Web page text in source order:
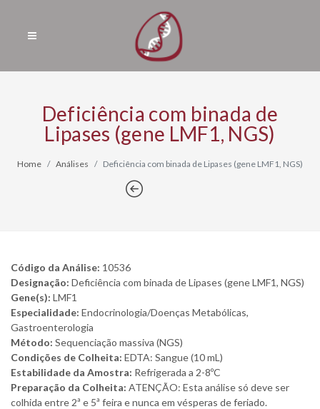
Deficiência com binada de
Lipases (gene LMF1, NGS)
Home Análises Deficiência com binada de Lipases (gene LMF1, NGS)
Código da Análise: 10536
Designação: Deficiência com binada de Lipases (gene LMF1, NGS)
Gene(s): LMF1
Especialidade: Endocrinologia/Doenças Metabólicas,
Gastroenterologia
Método: Sequenciação massiva (NGS)
Condições de Colheita: EDTA: Sangue (10 mL)
Estabilidade da Amostra: Refrigerada a 2-8ºC
Preparação da Colheita: ATENÇÃO: Esta análise só deve ser
colhida entre 2ª e 5ª feira e nunca em vésperas de feriado.